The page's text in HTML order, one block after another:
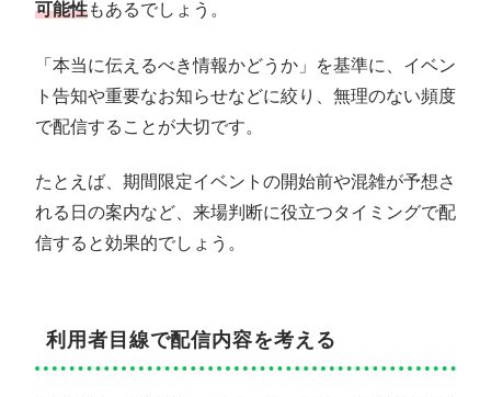
可能性もあるでしょう。
「本当に伝えるべき情報かどうか」を基準に、イベン
ト告知や重要なお知らせなどに絞り、無理のない頻度
で配信することが大切です。
たとえば、期間限定イベントの開始前や混雑が予想さ
れる日の案内など、来場判断に役立つタイミングで配
信すると効果的でしょう。
利用者目線で配信内容を考える